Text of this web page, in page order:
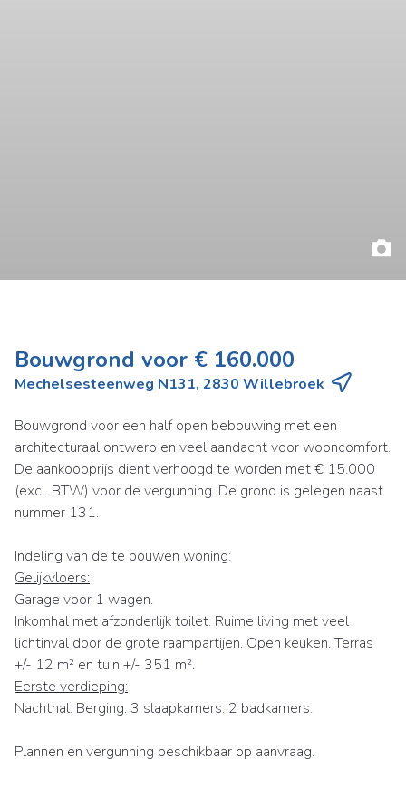
Bouwgrond voor € 160.000
Mechelsesteenweg N131, 2830 Willebroek
Bouwgrond voor een half open bebouwing met een
architecturaal ontwerp en veel aandacht voor wooncomfort.
De aankoopprijs dient verhoogd te worden met € 15.000
(excl. BTW) voor de vergunning. De grond is gelegen naast
nummer 131.
Indeling van de te bouwen woning:
Gelijkvloers:
Garage voor 1 wagen.
Inkomhal met afzonderlijk toilet. Ruime living met veel
lichtinval door de grote raampartijen. Open keuken. Terras
+/- 12 m² en tuin +/- 351 m².
Eerste verdieping:
Nachthal. Berging. 3 slaapkamers. 2 badkamers.
Plannen en vergunning beschikbaar op aanvraag.